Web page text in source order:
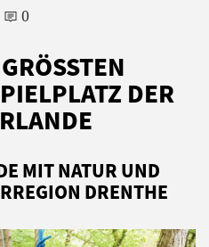
0
DER
MIT NATUR UND
DRENTHE